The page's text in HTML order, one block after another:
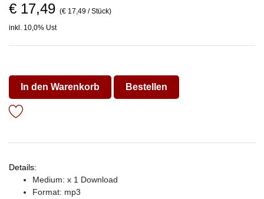
€ 17,49 (€ 17,49 / Stück)
inkl. 10,0% Ust
In den Warenkorb Bestellen
Details:
Medium: x 1 Download
Format: mp3